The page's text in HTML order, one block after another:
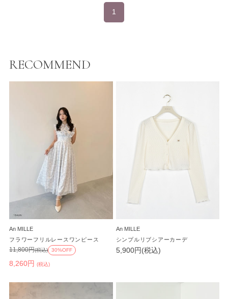
1
RECOMMEND
An MILLE
フラワーフリルレースワンピース
8,260円 (税込)
11,800円(税込) 30%OFF
An MILLE
シンプルリブシアーカーデ
5,900円(税込)